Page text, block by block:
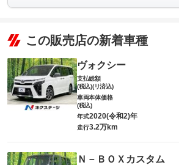
この販売店の新着車種
ヴォクシー
支払総額
(税込)(リ済込)
車両本体価格
(税込)
年式2020(令和2)年
走行3.2万km
Ｎ－ＢＯＸカスタム